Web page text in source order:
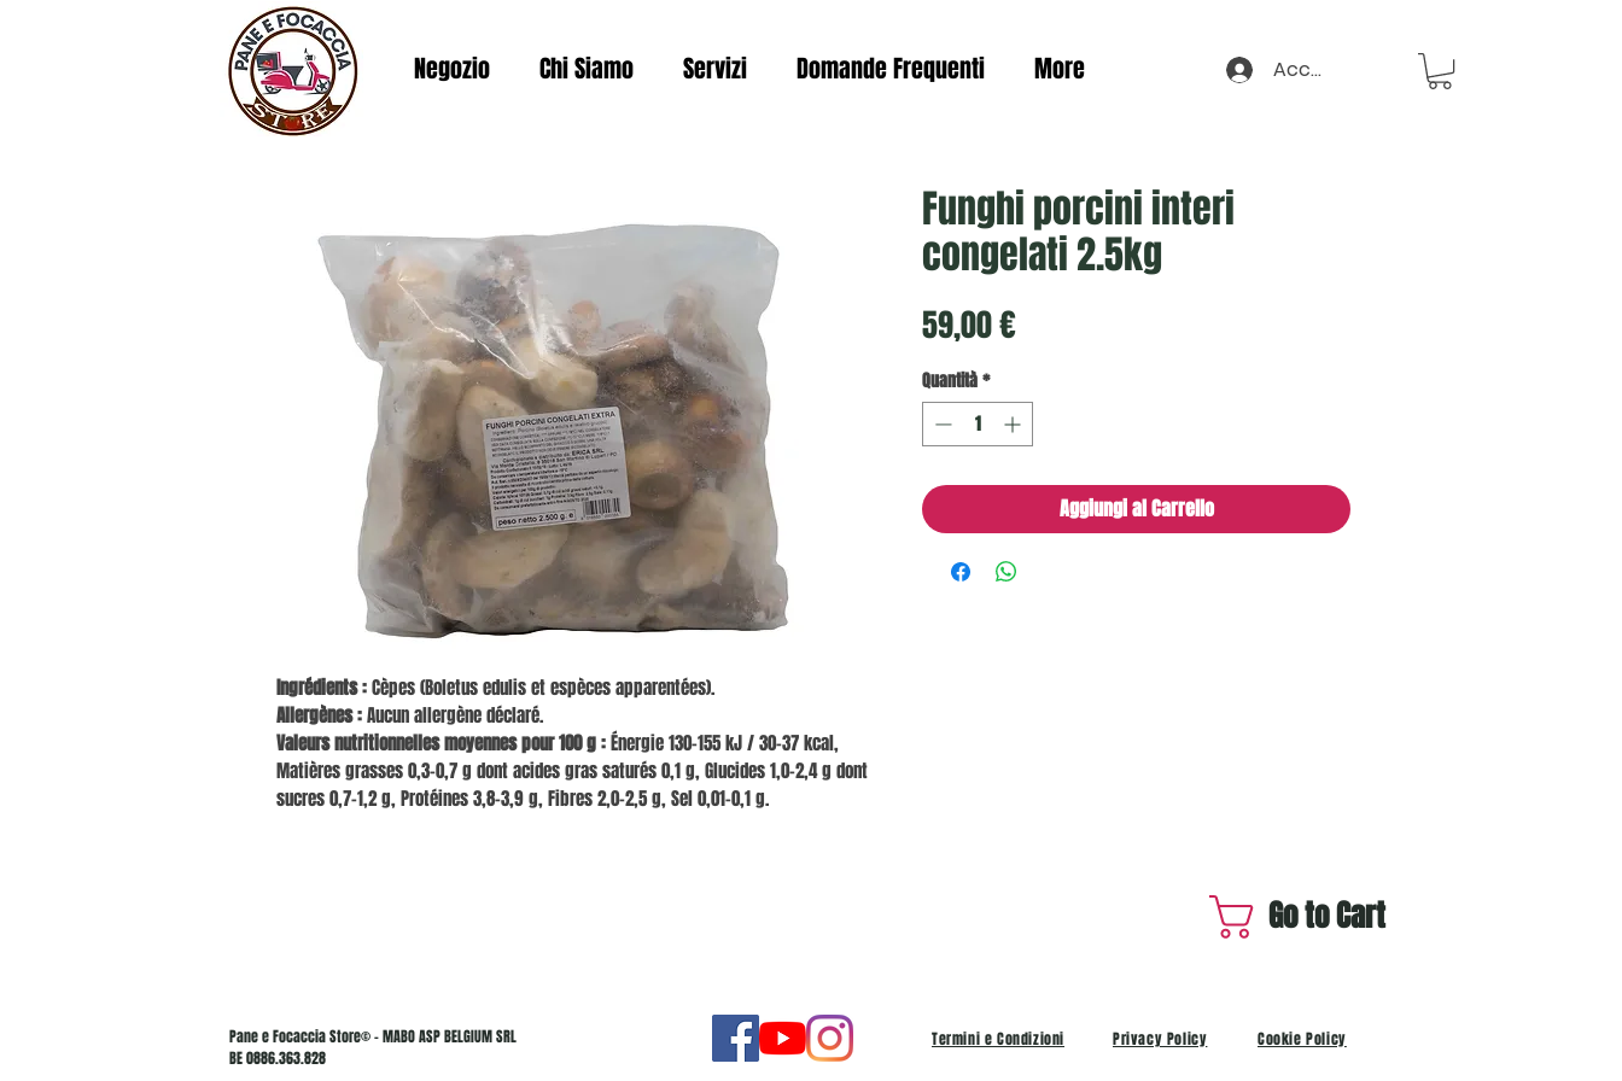
Negozio Chi Siamo Servizi Domande Frequenti More Accedi
Ingrédients :Cèpes (Boletus edulis et espèces apparentées).
Allergènes :Aucun allergène déclaré.
Valeurs nutritionnelles moyennes pour 100 g :Énergie 130–155 kJ / 30–37 kcal,
Matières grasses 0,3–0,7 g dont acides gras saturés 0,1 g, Glucides 1,0–2,4 g dont
sucres 0,7–1,2 g, Protéines 3,8–3,9 g, Fibres 2,0–2,5 g, Sel 0,01–0,1 g.
Funghi porcini interi
congelati 2.5kg
59,00 €Prezzo
Quantità*
Aggiungi al Carrello
Go to Cart
Pane e Focaccia Store© - MABO ASP BELGIUM SRL
BE 0886.363.828
Termini e Condizioni Privacy Policy Cookie Policy